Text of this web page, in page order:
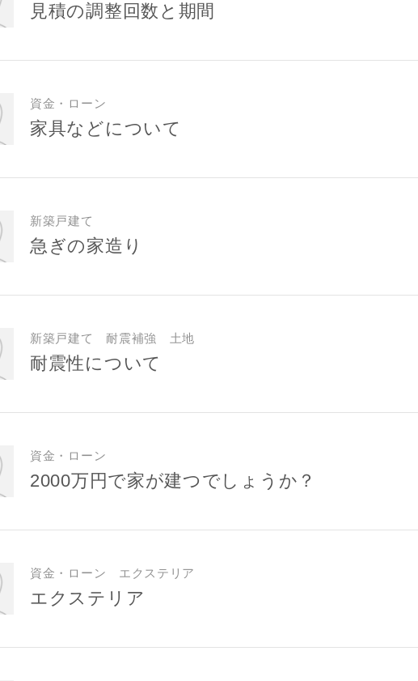
見積の調整回数と期間
資金・ローン
家具などについて
新築戸建て
急ぎの家造り
新築戸建て 耐震補強 土地
耐震性について
資金・ローン
2000万円で家が建つでしょうか？
資金・ローン エクステリア
エクステリア
望の予算
完成希望時期
当社は，当社のプライバシーポリシー
に則って，いただいた情報を利用します。
当社は、本サービス又は利用契約に関し，お客様に発生した損害について、債務不履行責
任、その他の法律上の請求原因の如何を問わず賠償の責任を負わないものとします。
キャンセル
じめご了承ください。